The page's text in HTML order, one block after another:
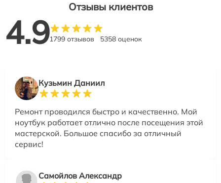
Отзывы клиентов
4.91799 отзывов 5358 оценок
Кузьмин Даниил
Ремонт проводился быстро и качественно. Мой
ноутбук работает отлично после посещения этой
мастерской. Большое спасибо за отличный
сервис!
Самойлов Александр